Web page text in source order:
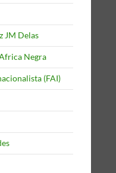
JM Delas
Negra
(FAI)